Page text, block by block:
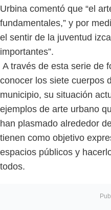
Urbina comentó que “el
fundamentales,” y por
el sentir de la juventud
importantes”.
A través de esta serie de
conocer los siete cuerpos
municipio, su situación
ejemplos de arte urbano
han plasmado alrededor
tienen como objetivo
espacios públicos y
todos.